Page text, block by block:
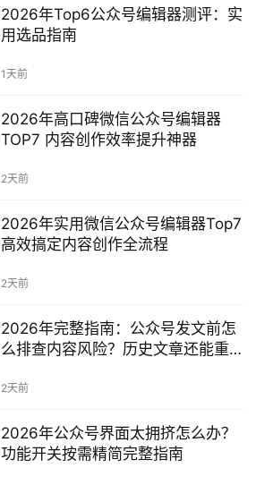
2026年Top6公众号编辑器测评：实
用选品指南
1天前
2026年高口碑微信公众号编辑器
TOP7 内容创作效率提升神器
2天前
2026年实用微信公众号编辑器Top7
高效搞定内容创作全流程
2天前
2026年完整指南：公众号发文前怎
么排查内容风险？历史文章还能重
2天前
2026年公众号界面太拥挤怎么办？
功能开关按需精简完整指南